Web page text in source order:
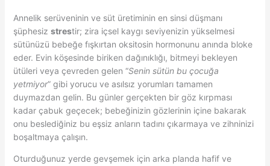
Annelik serüveninin ve süt üretiminin en sinsi düşmanı
şüphesiz strestir; zira içsel kaygı seviyenizin yükselmesi
sütünüzü bebeğe fışkırtan oksitosin hormonunu anında bloke
eder. Evin köşesinde biriken dağınıklığı, bitmeyi bekleyen
ütüleri veya çevreden gelen “Senin sütün bu çocuğa
yetmiyor” gibi yorucu ve asılsız yorumları tamamen
duymazdan gelin. Bu günler gerçekten bir göz kırpması
kadar çabuk geçecek; bebeğinizin gözlerinin içine bakarak
onu beslediğiniz bu eşsiz anların tadını çıkarmaya ve zihninizi
boşaltmaya çalışın.
Oturduğunuz yerde gevşemek için arka planda hafif ve